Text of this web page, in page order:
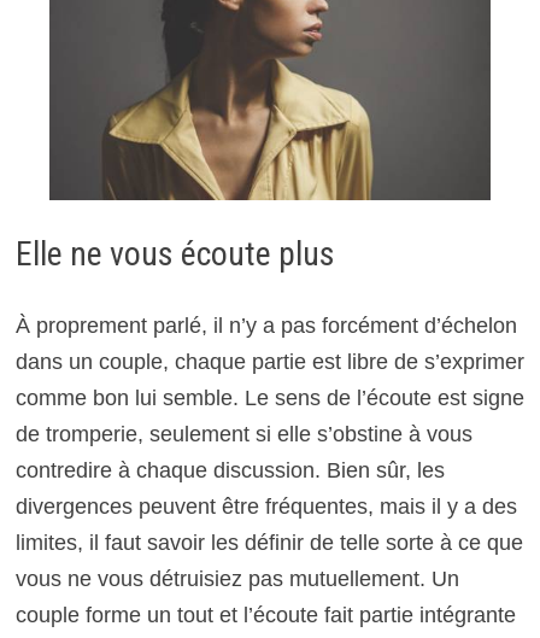
Elle ne vous écoute plus
À proprement parlé, il n’y a pas forcément d’échelon
dans un couple, chaque partie est libre de s’exprimer
comme bon lui semble. Le sens de l’écoute est signe
de tromperie, seulement si elle s’obstine à vous
contredire à chaque discussion. Bien sûr, les
divergences peuvent être fréquentes, mais il y a des
limites, il faut savoir les définir de telle sorte à ce que
vous ne vous détruisiez pas mutuellement. Un
couple forme un tout et l’écoute fait partie intégrante